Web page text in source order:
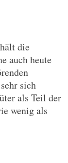
die
auch heute
sich
als Teil der
wenig als